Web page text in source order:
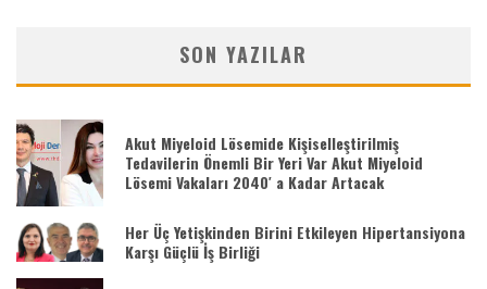
SON YAZILAR
Akut Miyeloid Lösemide Kişiselleştirilmiş
Tedavilerin Önemli Bir Yeri Var Akut Miyeloid
Lösemi Vakaları 2040′ a Kadar Artacak
Her Üç Yetişkinden Birini Etkileyen Hipertansiyona
Karşı Güçlü İş Birliği